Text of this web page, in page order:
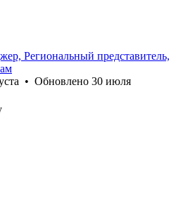
Региональный представитель,
• Обновлено 30 июля